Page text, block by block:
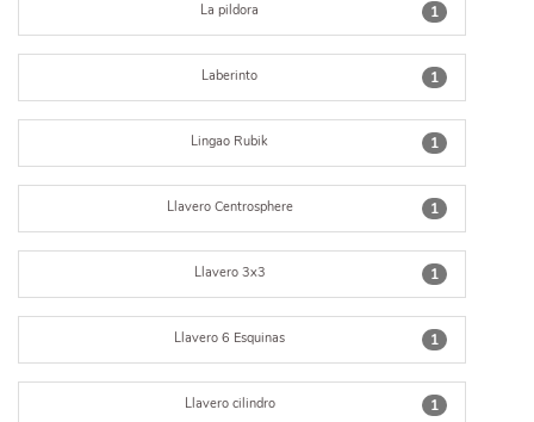
1
La pildora
1
Laberinto
1
Lingao Rubik
1
Llavero Centrosphere
1
Llavero 3x3
1
Llavero 6 Esquinas
1
Llavero cilindro